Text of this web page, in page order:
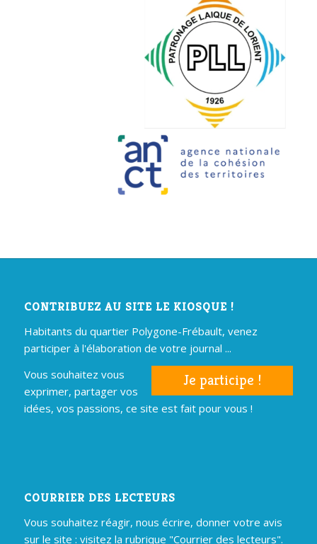
CONTRIBUEZ AU SITE LE KIOSQUE !
Habitants du quartier Polygone-Frébault, venez
participer à l'élaboration de votre journal ...
Je participe !
Vous souhaitez vous
exprimer, partager vos
idées, vos passions, ce site est fait pour vous !
COURRIER DES LECTEURS
Vous souhaitez réagir, nous écrire, donner votre avis
sur le site : visitez la rubrique "Courrier des lecteurs".